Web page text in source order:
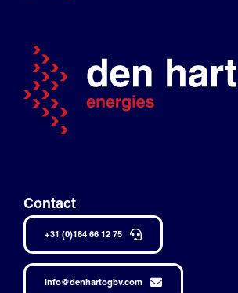
Contact
+31 (0)184 66 12 75
info@denhartogbv.com